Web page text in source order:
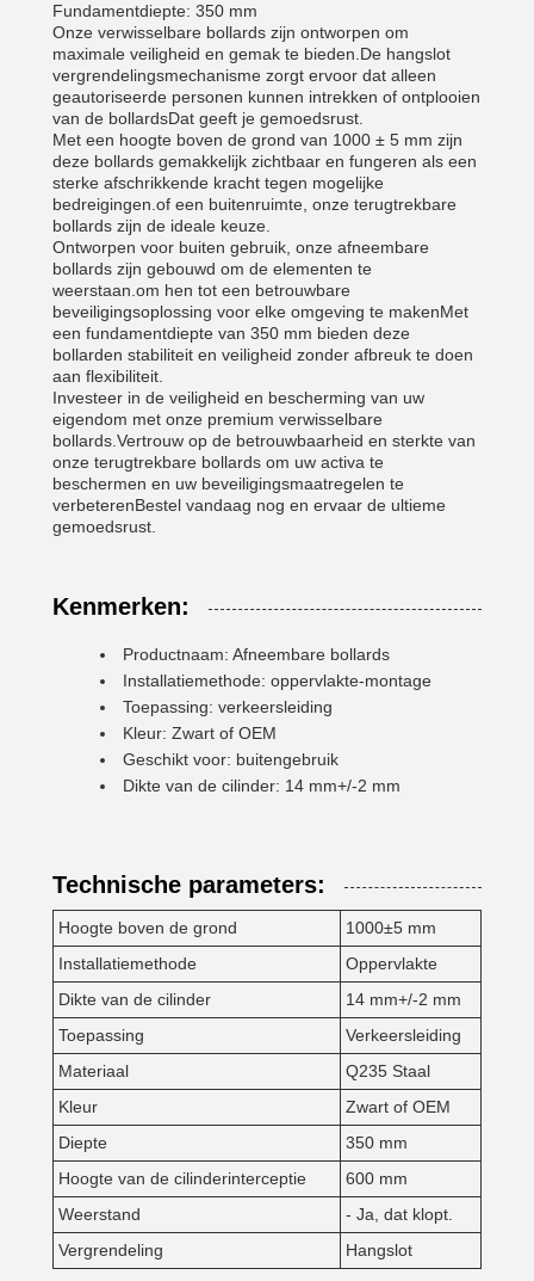
Fundamentdiepte: 350 mm
Onze verwisselbare bollards zijn ontworpen om
maximale veiligheid en gemak te bieden.De hangslot
vergrendelingsmechanisme zorgt ervoor dat alleen
geautoriseerde personen kunnen intrekken of ontplooien
van de bollardsDat geeft je gemoedsrust.
Met een hoogte boven de grond van 1000 ± 5 mm zijn
deze bollards gemakkelijk zichtbaar en fungeren als een
sterke afschrikkende kracht tegen mogelijke
bedreigingen.of een buitenruimte, onze terugtrekbare
bollards zijn de ideale keuze.
Ontworpen voor buiten gebruik, onze afneembare
bollards zijn gebouwd om de elementen te
weerstaan.om hen tot een betrouwbare
beveiligingsoplossing voor elke omgeving te makenMet
een fundamentdiepte van 350 mm bieden deze
bollarden stabiliteit en veiligheid zonder afbreuk te doen
aan flexibiliteit.
Investeer in de veiligheid en bescherming van uw
eigendom met onze premium verwisselbare
bollards.Vertrouw op de betrouwbaarheid en sterkte van
onze terugtrekbare bollards om uw activa te
beschermen en uw beveiligingsmaatregelen te
verbeterenBestel vandaag nog en ervaar de ultieme
gemoedsrust.
Kenmerken:
Productnaam: Afneembare bollards
Installatiemethode: oppervlakte-montage
Toepassing: verkeersleiding
Kleur: Zwart of OEM
Geschikt voor: buitengebruik
Dikte van de cilinder: 14 mm+/-2 mm
Technische parameters:
Hoogte boven de grond
1000±5 mm
Installatiemethode
Oppervlakte
Dikte van de cilinder
14 mm+/-2 mm
Toepassing
Verkeersleiding
Materiaal
Q235 Staal
Kleur
Zwart of OEM
Diepte
350 mm
Hoogte van de cilinderinterceptie
600 mm
Weerstand
- Ja, dat klopt.
Vergrendeling
Hangslot